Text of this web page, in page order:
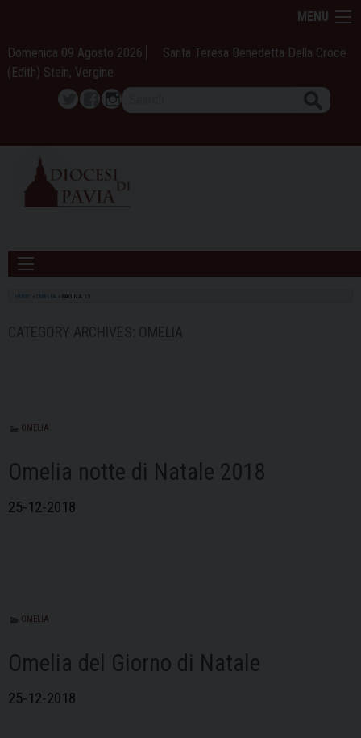
content
MENU
Domenica 09 Agosto 2026
Santa Teresa Benedetta Della Croce
(Edith) Stein, Vergine
TwitterFacebook
Instagram
HOME OMELIA PAGINA 13
OMELIA
Omelia notte di Natale 2018
25-12-2018
OMELIA
Omelia del Giorno di Natale
25-12-2018